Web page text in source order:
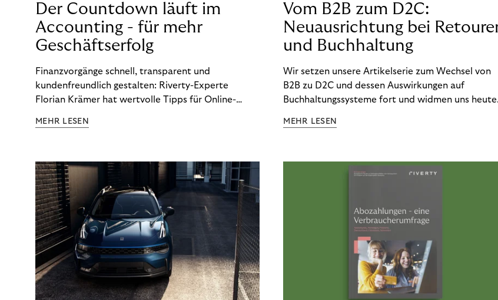
Der Countdown läuft im
Accounting - für mehr
Geschäftserfolg
Finanzvorgänge schnell, transparent und
kundenfreundlich gestalten: Riverty-Experte
Florian Krämer hat wertvolle Tipps für Online-
möchten.
MEHR LESEN
Vom B2B zum D2C:
Neuausrichtung bei
und Buchhaltung
Wir setzen unsere Artikelserie zum Wechsel von
B2B zu D2C und dessen Auswirkungen auf
Buchhaltungssysteme fort und widmen uns heute
im D2C-Bereich.
MEHR LESEN